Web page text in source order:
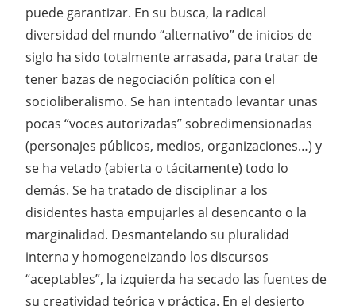
puede garantizar. En su busca, la radical
diversidad del mundo “alternativo” de inicios de
siglo ha sido totalmente arrasada, para tratar de
tener bazas de negociación política con el
socioliberalismo. Se han intentado levantar unas
pocas “voces autorizadas” sobredimensionadas
(personajes públicos, medios, organizaciones…) y
se ha vetado (abierta o tácitamente) todo lo
demás. Se ha tratado de disciplinar a los
disidentes hasta empujarles al desencanto o la
marginalidad. Desmantelando su pluralidad
interna y homogeneizando los discursos
“aceptables”, la izquierda ha secado las fuentes de
su creatividad teórica y práctica. En el desierto